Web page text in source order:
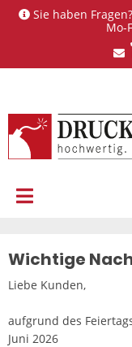
Sie haben
Mo-
Wichtige
Liebe Kunden,
aufgrund des
Juni 2026